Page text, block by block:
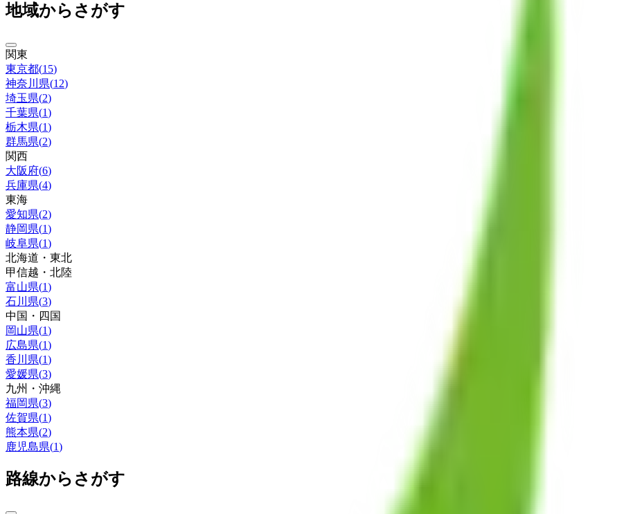
地域からさがす
関東
東京都(15)
神奈川県(12)
埼玉県(2)
千葉県(1)
栃木県(1)
群馬県(2)
関西
大阪府(6)
兵庫県(4)
東海
愛知県(2)
静岡県(1)
岐阜県(1)
北海道・東北
甲信越・北陸
富山県(1)
石川県(3)
中国・四国
岡山県(1)
広島県(1)
香川県(1)
愛媛県(3)
九州・沖縄
福岡県(3)
佐賀県(1)
熊本県(2)
鹿児島県(1)
路線からさがす